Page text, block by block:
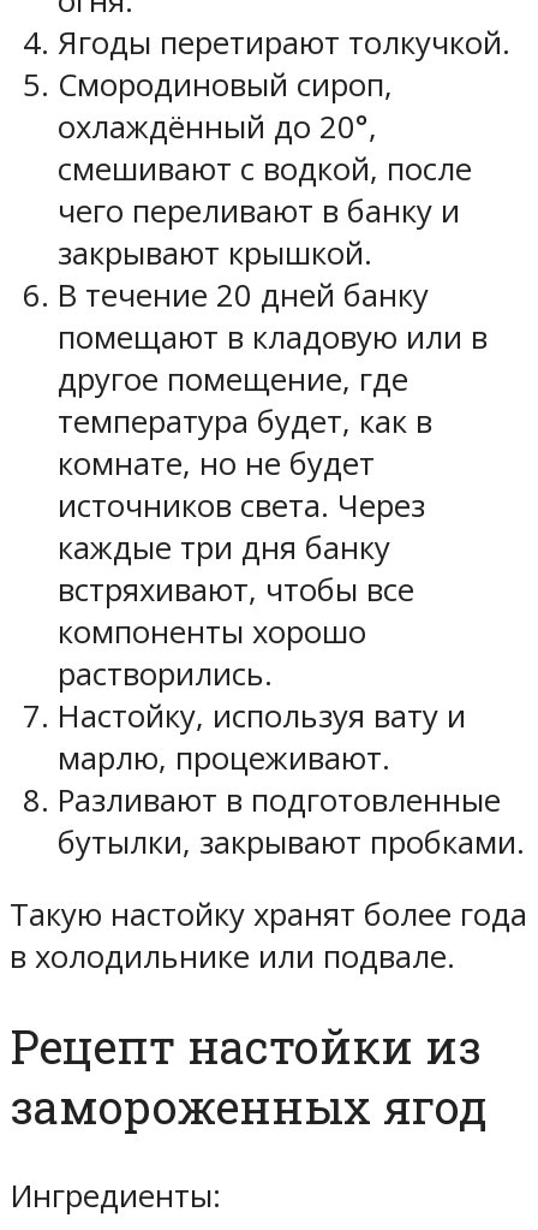
Ягоды перетирают толкучкой.
Смородиновый сироп,
охлаждённый до 20°,
смешивают с водкой, после
чего переливают в банку и
закрывают крышкой.
В течение 20 дней банку
помещают в кладовую или в
другое помещение, где
температура будет, как в
комнате, но не будет
источников света. Через
каждые три дня банку
встряхивают, чтобы все
компоненты хорошо
растворились.
Настойку, используя вату и
марлю, процеживают.
Разливают в подготовленные
бутылки, закрывают пробками.
Такую настойку хранят более года
в холодильнике или подвале.
Рецепт настойки из
замороженных ягод
Ингредиенты: